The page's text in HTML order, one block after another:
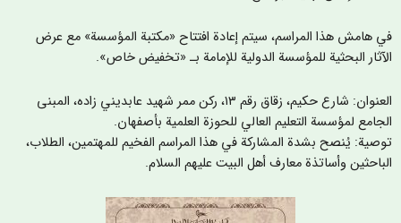
هامش هذا المراسم، سيتم إعادة افتتاح «مكتبة المؤسسة» مع عرض
البحثية للمؤسسة الدولية للإمامة بـ «تخفيض خاص».
العنوان: شارع حكيم، زقاق رقم ١٣، ركن ممر شهيد عابديني زاده، المبنى
لمؤسسة التعليم العالي للحوزة العلمية بأصفهان.
يُنصح بشدة المشاركة في هذا المراسم الفخيم للمهتمين، الطلاب،
وأساتذة معارف أهل البيت عليهم السلام.